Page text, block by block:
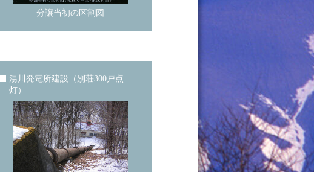
分譲当初の区割図
湯川発電所建設（別荘300戸点
灯）